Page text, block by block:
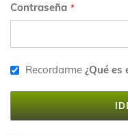
Contraseña
Recordarme ¿Qué es